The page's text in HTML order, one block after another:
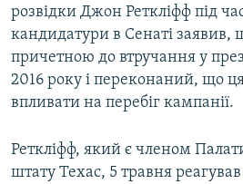
Усі сайти RFE/RL
розвідки Джон Реткліфф під
кандидатури в Сенаті заявив,
причетною до втручання у
2016 року і переконаний, що
впливати на перебіг кампанії.
Реткліфф, який є членом
штату Техас, 5 травня